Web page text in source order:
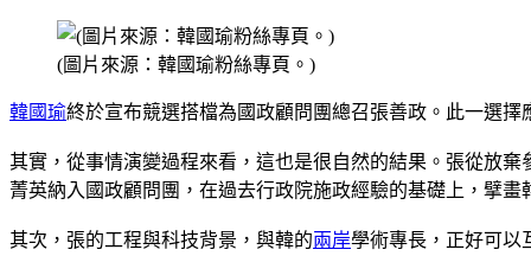
(圖片來源：韓國瑜粉絲專頁。)
韓國瑜終於宣布競選搭檔為國政顧問團總召張善政。此一選擇
其實，從事情演變過程來看，這也是很自然的結果。張從放
菁英納入國政顧問團，在過去行政院施政經驗的基礎上，擘
其次，張的工程與科技背景，與韓的兩岸學術專長，正好可以